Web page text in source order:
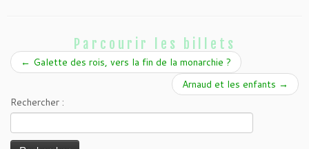
Parcourir les billets
← Galette des rois, vers la fin de la monarchie ?
Arnaud et les enfants →
Rechercher :